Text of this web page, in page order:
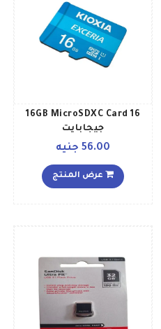
16GB MicroSDXC Card 16
جيجابايت
56.00 جنيه
عرض المنتج